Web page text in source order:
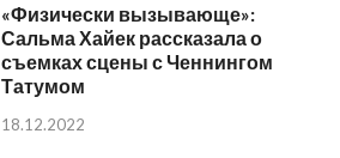
«Физически вызывающе»:
Сальма Хайек рассказала о
съемках сцены с Ченнингом
Татумом
18.12.2022